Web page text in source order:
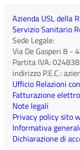
Azienda USL della
Servizio Sanitario
Sede Legale:
Via De Gasperi 8 -
Partita IVA:
indirizzo P.E.C.:
Ufficio Relazioni
Fatturazione
Note legali
Privacy policy sito
Informativa
Dichiarazione di